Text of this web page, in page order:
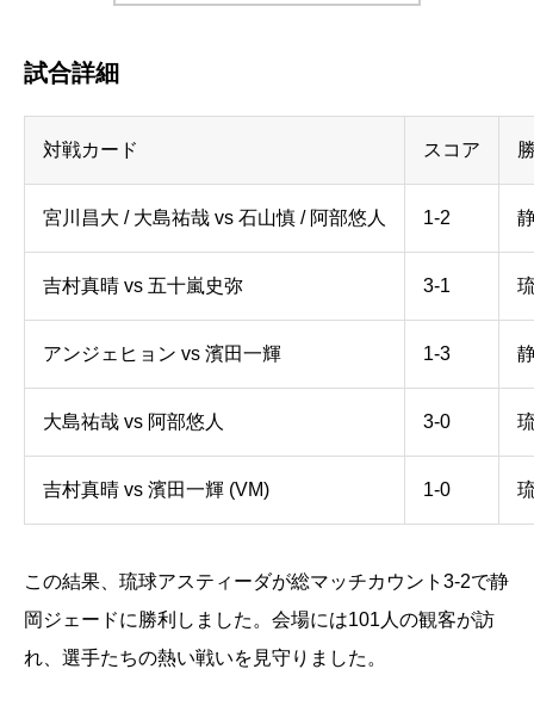
試合詳細
対戦カード スコア
宮川昌大 / 大島祐哉 vs 石山慎 / 阿部悠人 1-2
吉村真晴 vs 五十嵐史弥 3-1
アンジェヒョン vs 濱田一輝 1-3
大島祐哉 vs 阿部悠人 3-0
吉村真晴 vs 濱田一輝 (VM) 1-0
この結果、琉球アスティーダが総マッチカウント3-2で静
岡ジェードに勝利しました。会場には101人の観客が訪
れ、選手たちの熱い戦いを見守りました。